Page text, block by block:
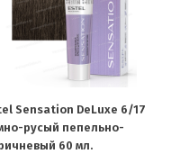
Sensation DeLuxe 6/17
русый пепельно-
60 мл.